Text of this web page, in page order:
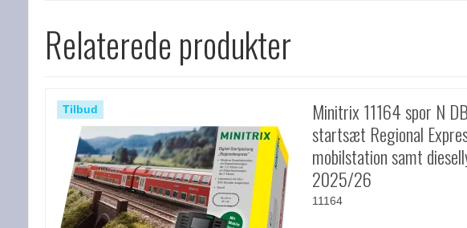
Relaterede produkter
Tilbud
Minitrix 11164 spor N
startsæt Regional
mobilstation samt
2025/26
11164